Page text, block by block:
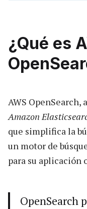
¿Qué es
AWS
Amazon
que simplifica la
un motor de
para su aplicación
OpenSearch